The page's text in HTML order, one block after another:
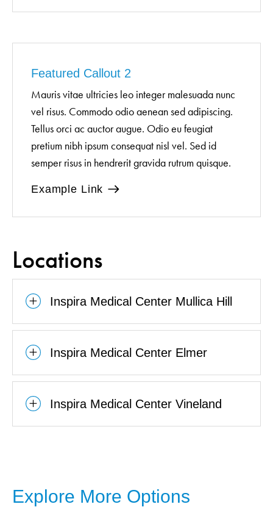
Featured Callout 2
Mauris vitae ultricies leo integer malesuada nunc
vel risus. Commodo odio aenean sed adipiscing.
Tellus orci ac auctor augue. Odio eu feugiat
pretium nibh ipsum consequat nisl vel. Sed id
semper risus in hendrerit gravida rutrum quisque.
Example Link
Locations
Inspira Medical Center Mullica Hill
Inspira Medical Center Elmer
Inspira Medical Center Vineland
Explore More Options